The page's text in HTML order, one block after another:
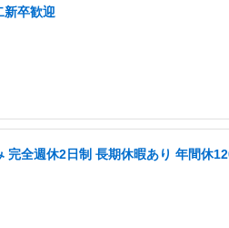
新卒歓迎
全週休2日制 長期休暇あり 年間休